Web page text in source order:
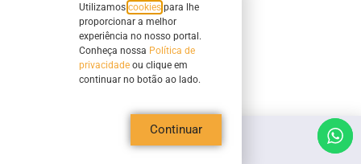
Utilizamos cookies para lhe
proporcionar a melhor
experiência no nosso portal.
Conheça nossa Política de
privacidade ou clique em
continuar no botão ao lado.
Continuar